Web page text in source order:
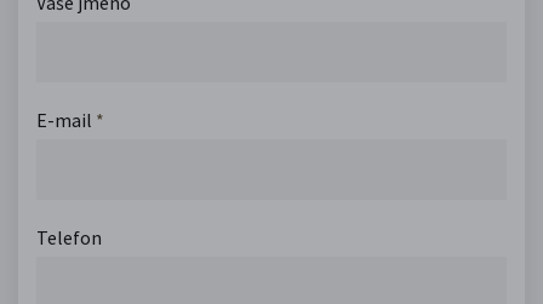
E-mail *
Telefon